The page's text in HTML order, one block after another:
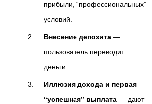
прибыли, “профессиональных”
условий.
Внесение депозита —
пользователь переводит
деньги.
Иллюзия дохода и первая
“успешная” выплата — дают